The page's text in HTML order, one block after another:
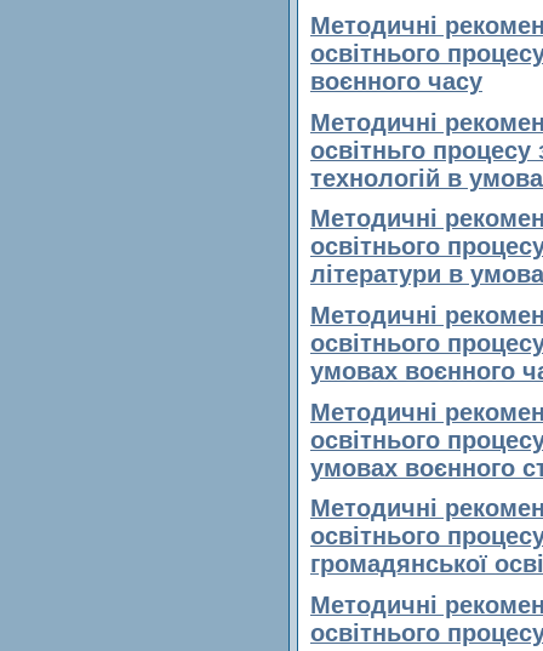
Методичні
освітнього
воєнного часу
Методичні
освітньго
технологій в
Методичні
освітнього
літератури в
Методичні
освітнього
умовах воєнного
Методичні
освітнього
умовах воєнного
Методичні
освітнього
громадянської
Методичні
освітнього